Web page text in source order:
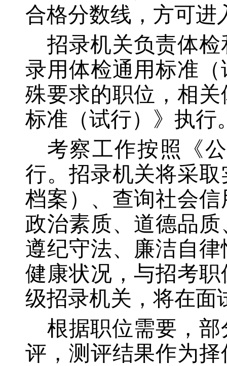
合格分数线，方可进
招录机关负责体
录用体检通用标准
殊要求的职位，相
标准（试行）》执行
考察工作按照《
行。招录机关将采
档案）、查询社会
政治素质、道德品
遵纪守法、廉洁自
健康状况，与招考
级招录机关，将在面
根据职位需要，
评，测评结果作为